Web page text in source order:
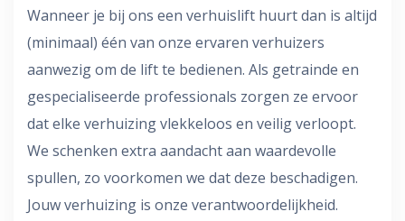
Wanneer je bij ons een verhuislift huurt dan is altijd
(minimaal) één van onze ervaren verhuizers
aanwezig om de lift te bedienen. Als getrainde en
gespecialiseerde professionals zorgen ze ervoor
dat elke verhuizing vlekkeloos en veilig verloopt.
We schenken extra aandacht aan waardevolle
spullen, zo voorkomen we dat deze beschadigen.
Jouw verhuizing is onze verantwoordelijkheid.